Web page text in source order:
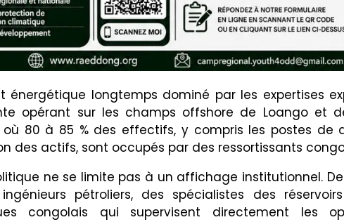
énergétique longtemps dominé par les expertises
opérant sur les champs offshore de Loango et
80 à 85 % des effectifs, y compris les postes de
des actifs, sont occupés par des ressortissants
ne se limite pas à un affichage institutionnel.
pétroliers, des spécialistes des
congolais qui supervisent directement les